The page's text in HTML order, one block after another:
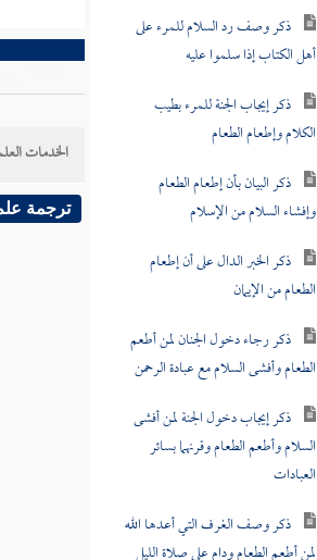
أهل الكتاب إذا سلموا عليه
الكلام وإطعام الطعام
ذكر البيان بأن إطعام الطعام
وإفشاء السلام من الإسلام
ذكر الخبر الدال على أن إطعام
الطعام من الإيمان
ذكر رجاء دخول الجنان لمن أطعم
الطعام وأفشى السلام مع عبادة الرحمن
ذكر إيجاب دخول الجنة لمن أفشى
السلام وأطعم الطعام وقرنهما بسائر
العبادات
لمن أطعم الطعام ودام على صلاة الليل
وأفشى السلام
الخدمات
ترجمة